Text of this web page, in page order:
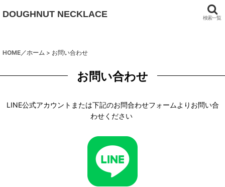
DOUGHNUT NECKLACE 検索一覧
HOME／ホーム > お問い合わせ
お問い合わせ
LINE公式アカウントまたは下記のお問合わせフォームよりお問い合
わせください